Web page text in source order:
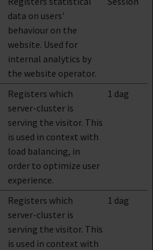
data on users'
behaviour on the
website. Used for
internal analytics by
the website operator.
Registers which
server-cluster is
serving the visitor. This
is used in context with
load balancing, in
order to optimize user
experience.
1 dag
Registers which
server-cluster is
serving the visitor. This
is used in context with
1 dag